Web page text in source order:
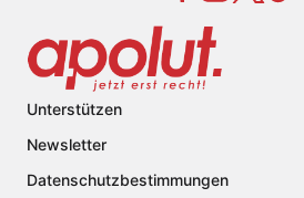
Unterstützen
Newsletter
Datenschutzbestimmungen